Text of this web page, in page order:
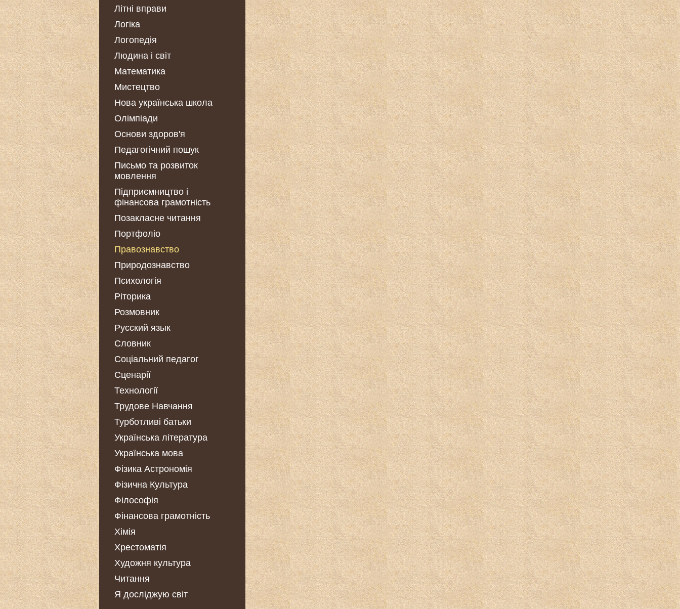
Літні вправи
Логіка
Логопедія
Людина і світ
Математика
Мистецтво
Нова українська школа
Олімпіади
Основи здоров'я
Педагогічний пошук
Письмо та розвиток
мовлення
Підприємництво і
фінансова грамотність
Позакласне читання
Портфоліо
Правознавство
Природознавство
Психологія
Ріторика
Розмовник
Русский язык
Словник
Соціальний педагог
Сценарії
Технології
Трудове Навчання
Турботливі батьки
Українська література
Українська мова
Фізика Астрономія
Фізична Культура
Філософія
Фінансова грамотність
Хімія
Хрестоматія
Художня культура
Читання
Я досліджую світ